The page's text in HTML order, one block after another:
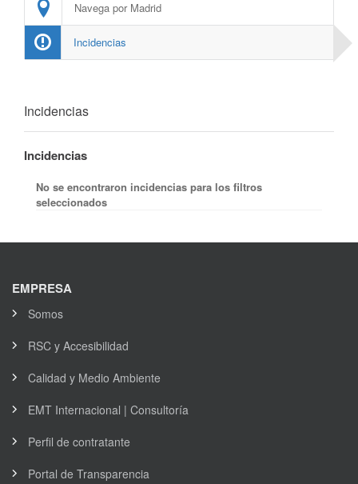
Navega por Madrid
Incidencias
Incidencias
Incidencias
No se encontraron incidencias para los filtros
seleccionados
EMPRESA
Somos
RSC y Accesibilidad
Calidad y Medio Ambiente
EMT Internacional | Consultoría
Perfil de contratante
Portal de Transparencia